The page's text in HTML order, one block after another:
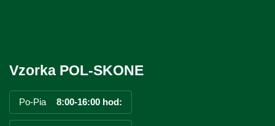
Vzorka POL-SKONE
Po-Pia 8:00-16:00 hod: